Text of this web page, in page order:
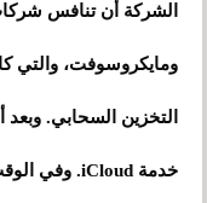
الشركة أن تنافس
ومايكروسوفت، والتي